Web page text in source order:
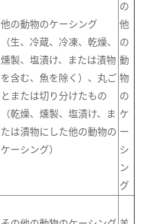
他の動物のケーシング
（生、冷蔵、冷凍、乾燥、
燻製、塩漬け、または漬物
を含む、魚を除く）、丸ご
とまたは切り分けたもの
（乾燥、燻製、塩漬け、ま
たは漬物にした他の動物の
ケーシング）
の
他
の
動
物
の
ケ
ー
シ
ン
グ